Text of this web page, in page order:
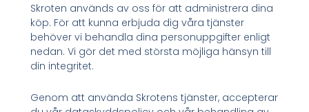
Skroten används av oss för att administrera dina
köp. För att kunna erbjuda dig våra tjänster
behöver vi behandla dina personuppgifter enligt
nedan. Vi gör det med största möjliga hänsyn till
din integritet.
Genom att använda Skrotens tjänster, accepterar